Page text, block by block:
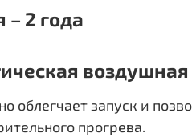
– 2 года
воздушная
облегчает запуск и
прогрева.